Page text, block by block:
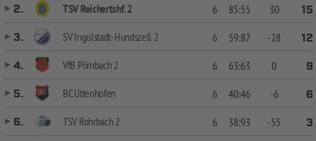
2.
TSV Reichertshf. 2 6 85:55 30
15
3.
SV Ingolstadt-Hundszell 2 6 59:87 -28
12
4.
VfB Pörnbach 2 6 63:63 0
9
5.
BC Uttenhofen 6 40:46 -6
6
6.
TSV Rohrbach 2 6 38:93 -55
3